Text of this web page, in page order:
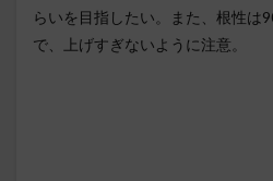
らいを目指したい。また、根性は
で、上げすぎないように注意。